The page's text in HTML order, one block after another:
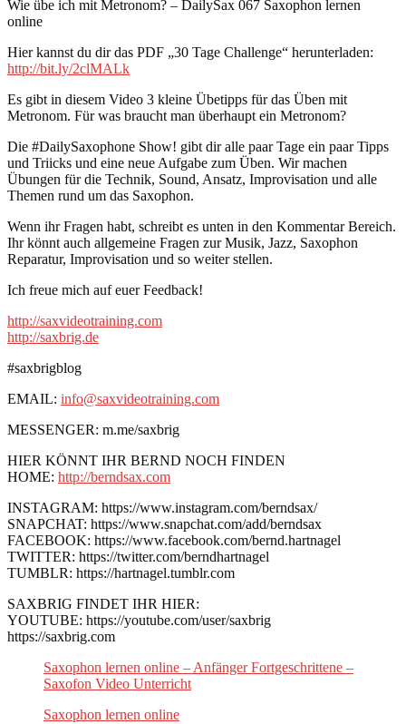
Wie übe ich mit Metronom? – DailySax 067 Saxophon lernen
online
Hier kannst du dir das PDF „30 Tage Challenge“ herunterladen:
http://bit.ly/2clMALk
Es gibt in diesem Video 3 kleine Übetipps für das Üben mit
Metronom. Für was braucht man überhaupt ein Metronom?
Die #DailySaxophone Show! gibt dir alle paar Tage ein paar Tipps
und Triicks und eine neue Aufgabe zum Üben. Wir machen
Übungen für die Technik, Sound, Ansatz, Improvisation und alle
Themen rund um das Saxophon.
Wenn ihr Fragen habt, schreibt es unten in den Kommentar Bereich.
Ihr könnt auch allgemeine Fragen zur Musik, Jazz, Saxophon
Reparatur, Improvisation und so weiter stellen.
Ich freue mich auf euer Feedback!
http://saxvideotraining.com
http://saxbrig.de
#saxbrigblog
EMAIL: info@saxvideotraining.com
MESSENGER: m.me/saxbrig
HIER KÖNNT IHR BERND NOCH FINDEN
HOME: http://berndsax.com
INSTAGRAM: https://www.instagram.com/berndsax/
SNAPCHAT: https://www.snapchat.com/add/berndsax
FACEBOOK: https://www.facebook.com/bernd.hartnagel
TWITTER: https://twitter.com/berndhartnagel
TUMBLR: https://hartnagel.tumblr.com
SAXBRIG FINDET IHR HIER:
YOUTUBE: https://youtube.com/user/saxbrig
https://saxbrig.com
Saxophon lernen online – Anfänger Fortgeschrittene –
Saxofon Video Unterricht
Saxophon lernen online